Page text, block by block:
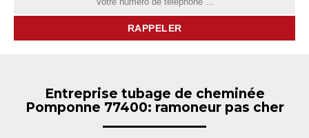
Entreprise tubage de cheminée
Pomponne 77400: ramoneur pas cher